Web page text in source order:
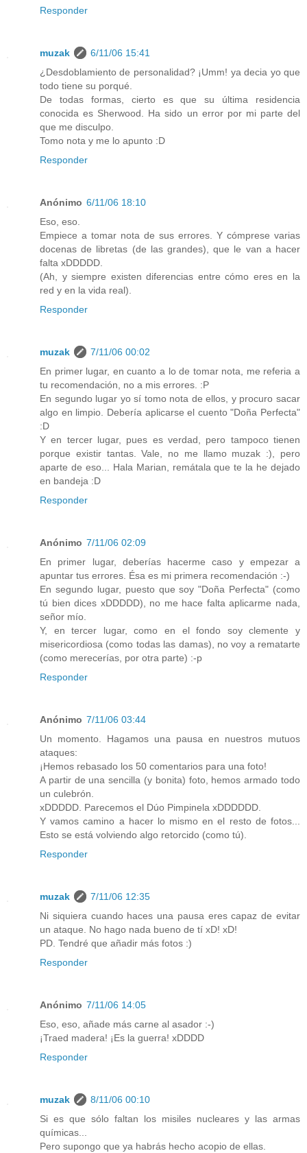
Responder
muzak
6/11/06 15:41
¿Desdoblamiento de personalidad? ¡Umm! ya decia yo que
todo tiene su porqué.
De todas formas, cierto es que su última residencia
conocida es Sherwood. Ha sido un error por mi parte del
que me disculpo.
Tomo nota y me lo apunto :D
Responder
Anónimo 6/11/06 18:10
Eso, eso.
Empiece a tomar nota de sus errores. Y cómprese varias
docenas de libretas (de las grandes), que le van a hacer
falta xDDDDD.
(Ah, y siempre existen diferencias entre cómo eres en la
red y en la vida real).
Responder
muzak
7/11/06 00:02
En primer lugar, en cuanto a lo de tomar nota, me referia a
tu recomendación, no a mis errores. :P
En segundo lugar yo sí tomo nota de ellos, y procuro sacar
algo en limpio. Debería aplicarse el cuento "Doña Perfecta"
:D
Y en tercer lugar, pues es verdad, pero tampoco tienen
porque existir tantas. Vale, no me llamo muzak :), pero
aparte de eso... Hala Marian, remátala que te la he dejado
en bandeja :D
Responder
Anónimo 7/11/06 02:09
En primer lugar, deberías hacerme caso y empezar a
apuntar tus errores. Ésa es mi primera recomendación :-)
En segundo lugar, puesto que soy "Doña Perfecta" (como
tú bien dices xDDDDD), no me hace falta aplicarme nada,
señor mío.
Y, en tercer lugar, como en el fondo soy clemente y
misericordiosa (como todas las damas), no voy a rematarte
(como merecerías, por otra parte) :-p
Responder
Anónimo 7/11/06 03:44
Un momento. Hagamos una pausa en nuestros mutuos
ataques:
¡Hemos rebasado los 50 comentarios para una foto!
A partir de una sencilla (y bonita) foto, hemos armado todo
un culebrón.
xDDDDD. Parecemos el Dúo Pimpinela xDDDDDD.
Y vamos camino a hacer lo mismo en el resto de fotos...
Esto se está volviendo algo retorcido (como tú).
Responder
muzak
7/11/06 12:35
Ni siquiera cuando haces una pausa eres capaz de evitar
un ataque. No hago nada bueno de tí xD! xD!
PD. Tendré que añadir más fotos :)
Responder
Anónimo 7/11/06 14:05
Eso, eso, añade más carne al asador :-)
¡Traed madera! ¡Es la guerra! xDDDD
Responder
muzak
8/11/06 00:10
Si es que sólo faltan los misiles nucleares y las armas
químicas...
Pero supongo que ya habrás hecho acopio de ellas.